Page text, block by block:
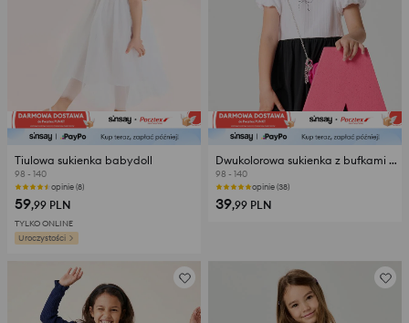
Tiulowa sukienka babydoll
98 - 140
opinie (8)
59,99 PLN
TYLKO ONLINE
Uroczystości
Dwukolorowa sukienka z bufkami i ozdobną kokardką
98 - 140
opinie (38)
39,99 PLN